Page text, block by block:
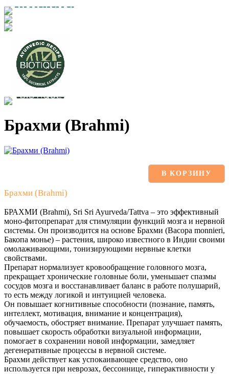
Брахми (Brahmi)
В КОРЗИНУ
Брахми (Brahmi)
БРАХМИ (Brahmi), Sri Sri Ayurveda/Tattva – это эффективный
моно-фитопрепарат для стимуляции функций мозга и нервной
системы. Он производится на основе Брахми (Bacopa monnieri,
Бакопа монье) – растения, широко известного в Индии своими
омолаживающими, тонизирующими нервные клетки
свойствами.
Препарат нормализует кровообращение головного мозга,
прекращает хронические головные боли, уменьшает спазмы
сосудов мозга и восстанавливает баланс в работе полушарий,
то есть между логикой и интуицией человека.
Он повышает когнитивные способности (познание, память,
интеллект, мотивация, внимание и концентрация),
обучаемость, обостряет внимание. Препарат улучшает память,
повышает скорость обработки визуальной информации,
помогает в сохранении новой информации, замедляет
дегенеративные процессы в нервной системе.
Брахми действует как успокаивающее средство, оно
используется при неврозах, бессоннице, гиперактивности у